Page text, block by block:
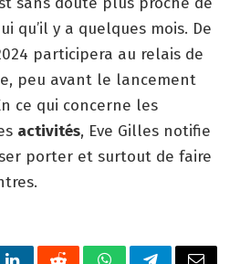
qu’il y a quelques mois. De
participera au relais de
peu avant le lancement
ce qui concerne les
activités, Eve Gilles notifie
porter et surtout de faire